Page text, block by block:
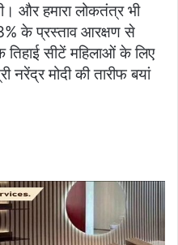
और हमारा लोकतंत्र भी
के प्रस्ताव आरक्षण से
सीटें महिलाओं के लिए
नरेंद्र मोदी की तारीफ बयां